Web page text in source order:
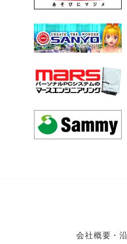
会社概要・